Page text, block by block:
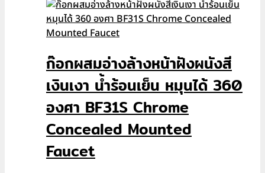
was:
฿4,950.00.
is:
฿3,290.00.
ก๊อกผสมอ่างล้­างหน้าฝังผนังสี
เงินเงา น้ำร้อนเย็น หมุนได้ 360
องศา BF31S Chrome
Concealed Mounted
Faucet